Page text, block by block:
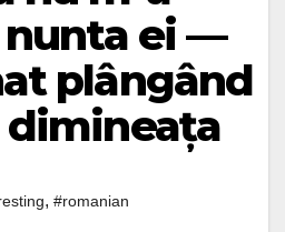
ei —
plângând
dimineața
, #romanian